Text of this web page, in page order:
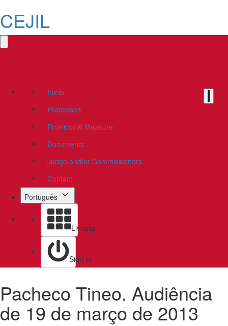
CEJIL
Inicio
Processes
Provisional Measure
Documents
Judge and/or Commissioners
Contact
Português
Livraria
Sign in
Pacheco Tineo. Audiência
de 19 de março de 2013